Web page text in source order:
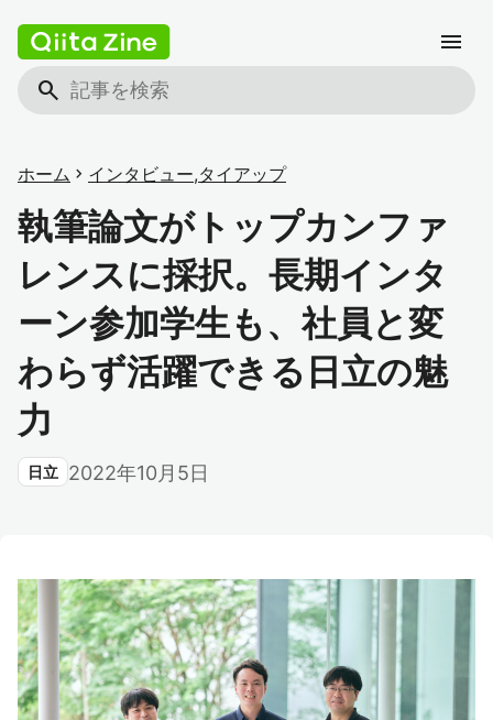
search
menu
ホーム chevron_right インタビュー,タイアップ
執筆論文がトップカンファ
レンスに採択。長期インタ
ーン参加学生も、社員と変
わらず活躍できる日立の魅
力
日立 2022年10月5日